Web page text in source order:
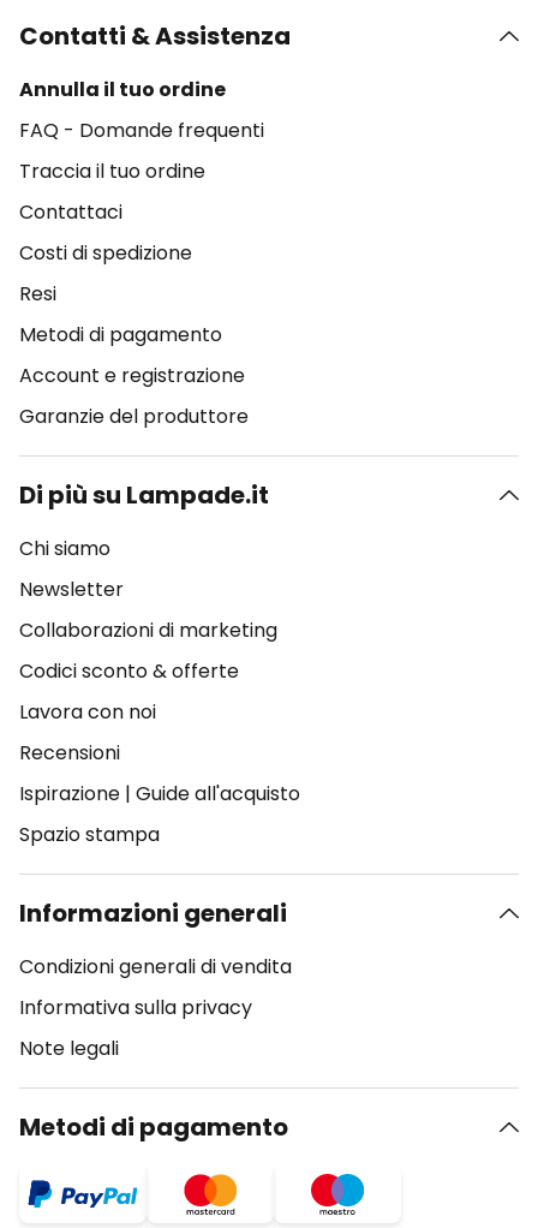
Contatti & Assistenza
Annulla il tuo ordine
FAQ - Domande frequenti
Traccia il tuo ordine
Contattaci
Costi di spedizione
Resi
Metodi di pagamento
Account e registrazione
Garanzie del produttore
Di più su Lampade.it
Chi siamo
Newsletter
Collaborazioni di marketing
Codici sconto & offerte
Lavora con noi
Recensioni
Ispirazione | Guide all'acquisto
Spazio stampa
Informazioni generali
Condizioni generali di vendita
Informativa sulla privacy
Note legali
Metodi di pagamento